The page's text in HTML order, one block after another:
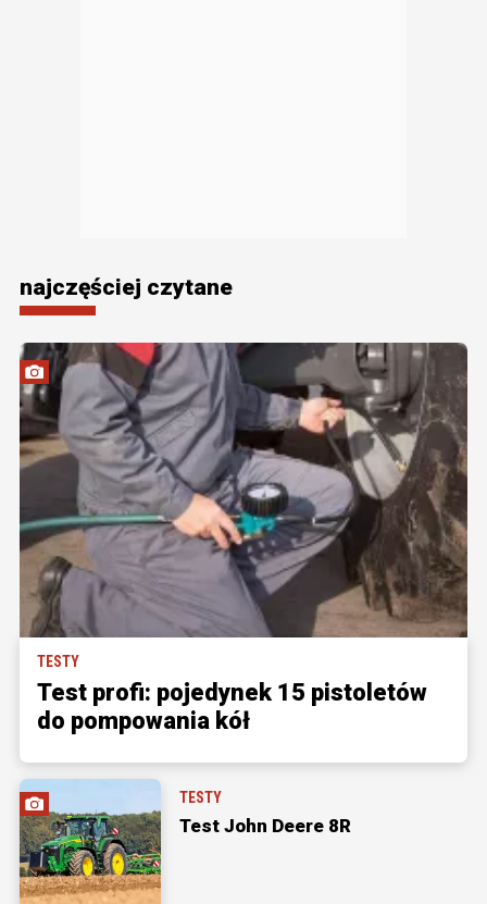
najczęściej czytane
TESTY
Test profi: pojedynek 15 pistoletów
do pompowania kół
TESTY
Test John Deere 8R